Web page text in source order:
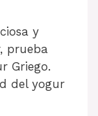
y
prueba
Griego.
del yogur